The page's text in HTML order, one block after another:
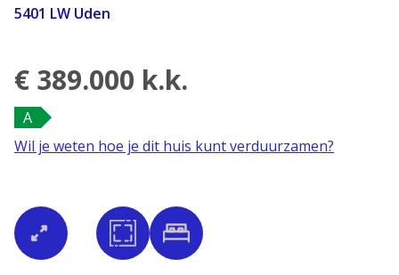
5401 LW Uden
€ 389.000 k.k.
A
Wil je weten hoe je dit huis kunt verduurzamen?